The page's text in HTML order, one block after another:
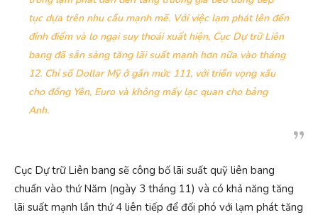
tục dựa trên nhu cầu mạnh mẽ. Với việc lạm phát lên đến
đỉnh điểm và lo ngại suy thoái xuất hiện, Cục Dự trữ Liên
bang đã sẵn sàng tăng lãi suất mạnh hơn nữa vào tháng
12. Chỉ số Dollar Mỹ ở gần mức 111, với triển vọng xấu
cho đồng Yên, Euro và không mấy lạc quan cho bảng
Anh.
Cục Dự trữ Liên bang sẽ công bố lãi suất quỹ liên bang
chuẩn vào thứ Năm (ngày 3 tháng 11) và có khả năng tăng
lãi suất mạnh lần thứ 4 liên tiếp để đối phó với lạm phát tăng